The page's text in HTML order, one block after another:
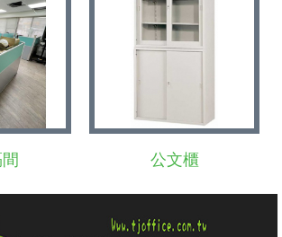
公文櫃